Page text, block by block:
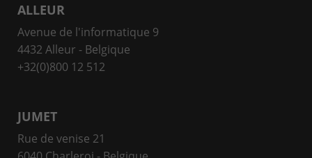
ALLEUR
Avenue de l'informatique 9
4432 Alleur - Belgique
+32(0)800 12 512
JUMET
Rue de venise 21